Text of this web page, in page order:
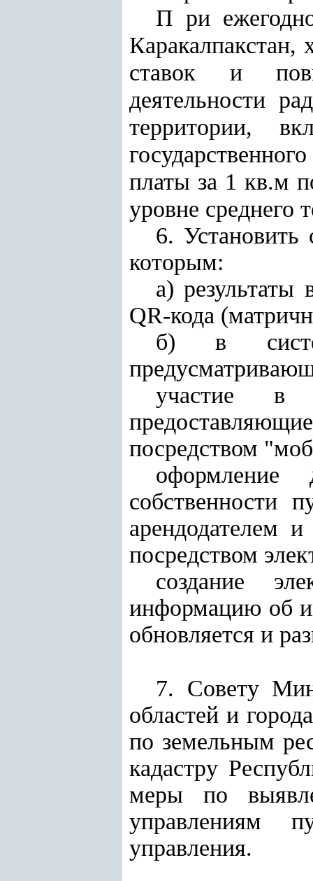
П ри
Каракалпакстан,
ставок и
деятельности
территории,
платы за 1 кв.м
уровне среднего
6. Установить
которым:
а)
QR-кода
б) в
участие в
посредством
оформление
собственности
арендодателем
посредством
создание
информацию об
обновляется и
7. Совету
областей и
по земельным
кадастру
меры по
управлениям
управления.